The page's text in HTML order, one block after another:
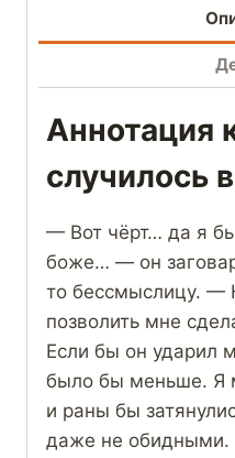
Аннотация
случилось
— Вот чёрт… да я
боже… — он
то бессмыслицу. —
позволить мне
Если бы он ударил
было бы меньше. Я
и раны бы
даже не обидными.